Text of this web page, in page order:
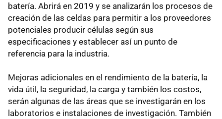
batería. Abrirá en 2019 y se analizarán los procesos de
creación de las celdas para permitir a los proveedores
potenciales producir células según sus
especificaciones y establecer así un punto de
referencia para la industria.
Mejoras adicionales en el rendimiento de la batería, la
vida útil, la seguridad, la carga y también los costos,
serán algunas de las áreas que se investigarán en los
laboratorios e instalaciones de investigación. También